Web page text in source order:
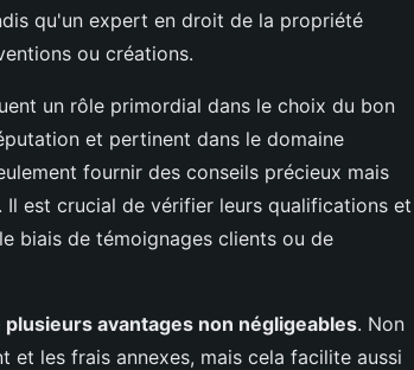
qu'un expert en droit de la propriété
ou créations.
un rôle primordial dans le choix du bon
et pertinent dans le domaine
fournir des conseils précieux mais
est crucial de vérifier leurs qualifications et
biais de témoignages clients ou de
avantages non négligeables. Non
et les frais annexes, mais cela facilite aussi